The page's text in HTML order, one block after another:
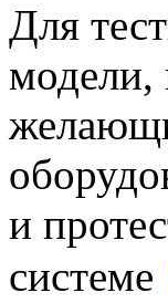
Для
модели,
и
системе